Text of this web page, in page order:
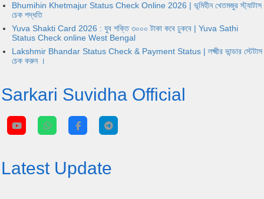
Bhumihin Khetmajur Status Check Online 2026 | ভূমিহীন খেতমজুর স্ট্যাটাস
চেক পদ্ধতি
Yuva Shakti Card 2026 : যুব শক্তি ৩০০০ টাকা কবে ঢুকবে | Yuva Sathi
Status Check online West Bengal
Lakshmir Bhandar Status Check & Payment Status | লক্ষ্মীর ভান্ডার স্টেটাস
চেক করুন ।
Sarkari Suvidha Official
Latest Update